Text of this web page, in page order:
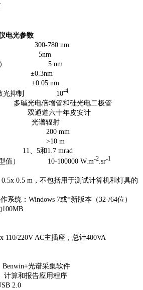
电光参数
780 nm
）
5 nm
±0.3nm
±0.05 nm
光抑制 10-4
多碱光电倍增管和硅光电二极管
双通道六十年皮安计
光谱辐射
mm
m
、 5和 1.7 mrad
值）
10-100000 W.m-2 .sr-1
0.5 m ，不包括用于测试计算机和灯具的
系统： Windows 7或*新版本（32-/64位）
100MB
AC主插座，总计400VA
光谱采集软件
计算和报告应用程序